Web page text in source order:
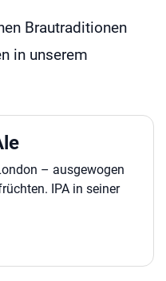
Brautraditionen
in unserem
– ausgewogen
IPA in seiner